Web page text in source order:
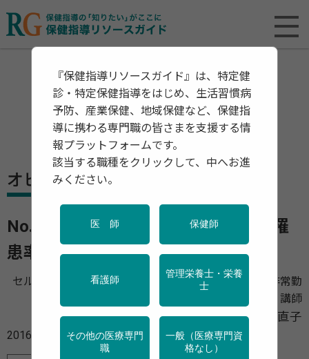
オピニオン
No.1 乳がんの今 -他人事ではない高罹
患率-
セルポートクリニック横浜
医師、 杏林大学形成外科非常勤
講師
辻 直子
2016年01月22日
『保健指導リソースガイド』は、特定健
診・特定保健指導をはじめ、生活習慣病
予防、産業保健、地域保健など、保健指
導に携わる専門職の皆さまを支援する情
報プラットフォームです。
該当する職種をクリックして、中へお進
みください。
医 師 保健師
看護師
管理栄養士・栄養
士
その他の医療専門
職
一般（医療専門資
格なし）